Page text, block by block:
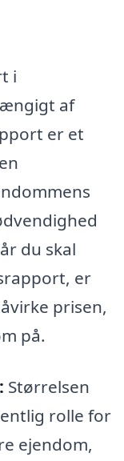
i
af
er et
du skal
er
prisen,
på.
Størrelsen
rolle for
ejendom,